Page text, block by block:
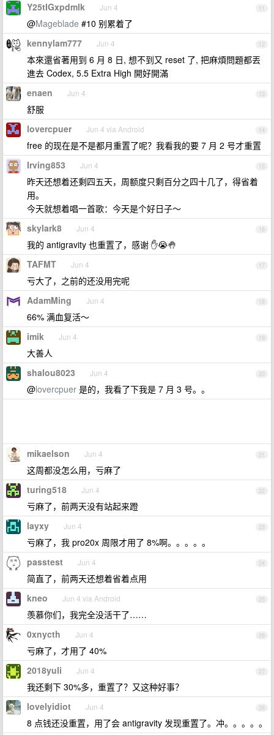
11
Y25tIGxpdmlk Jun 4
@Mageblade #10 别累着了
12
kennylam777 Jun 4
本來還省著用到 6 月 8 日, 想不到又 reset 了, 把麻煩問題都丟
進去 Codex, 5.5 Extra High 開好開滿
13
enaen Jun 4
舒服
14
lovercpuer Jun 4 via Android
free 的现在是不是都月重置了呢？我看我的要 7 月 2 号才重置
15
Irving853 Jun 4
昨天还想着还剩四五天，周额度只剩百分之四十几了，得省着
用。
今天就想着唱一首歌：今天是个好日子～
16
skylark8 Jun 4
我的 antigravity 也重置了，感谢 ✋😭🤚
17
TAFMT Jun 4
亏大了，之前的还没用完呢
18
AdamMing Jun 4
66% 满血复活～
19
imik Jun 4
大善人
20
shalou8023 Jun 4
@lovercpuer 是的，我看了下我是 7 月 3 号。。
21
mikaelson Jun 4
这周都没怎么用，亏麻了
22
turing518 Jun 4
亏麻了，前两天没有站起来蹬
23
layxy Jun 4
亏麻了，我 pro20x 周限才用了 8%啊。。。。。
24
passtest Jun 4
简直了，前两天还想着省着点用
25
kneo Jun 4 via Android
羡慕你们，我完全没活干了……
26
0xnycth Jun 4
亏麻了，才用了 40%
27
2018yuli Jun 4
我还剩下 30%多，重置了？又这种好事？
28
lovelyidiot Jun 4
8 点钱还没重置，用了会 antigravity 发现重置了。冲。。。。。